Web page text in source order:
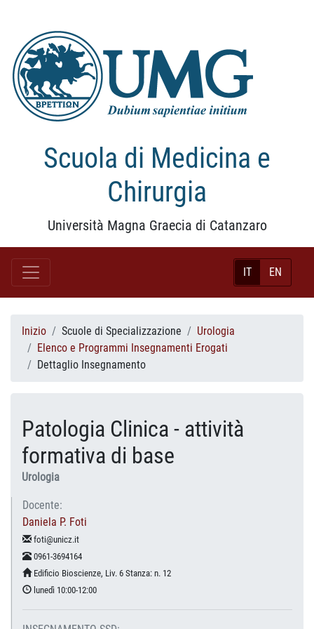
Scuola di Medicina e
Chirurgia
Università Magna Graecia di Catanzaro
IT EN
Inizio Scuole di Specializzazione
Urologia
Elenco e Programmi Insegnamenti Erogati
Dettaglio Insegnamento
Patologia Clinica - attività
formativa di base
Urologia
Docente:
Daniela P. Foti
foti@unicz.it
0961-3694164
Edificio Bioscienze, Liv. 6 Stanza: n. 12
lunedì 10:00-12:00